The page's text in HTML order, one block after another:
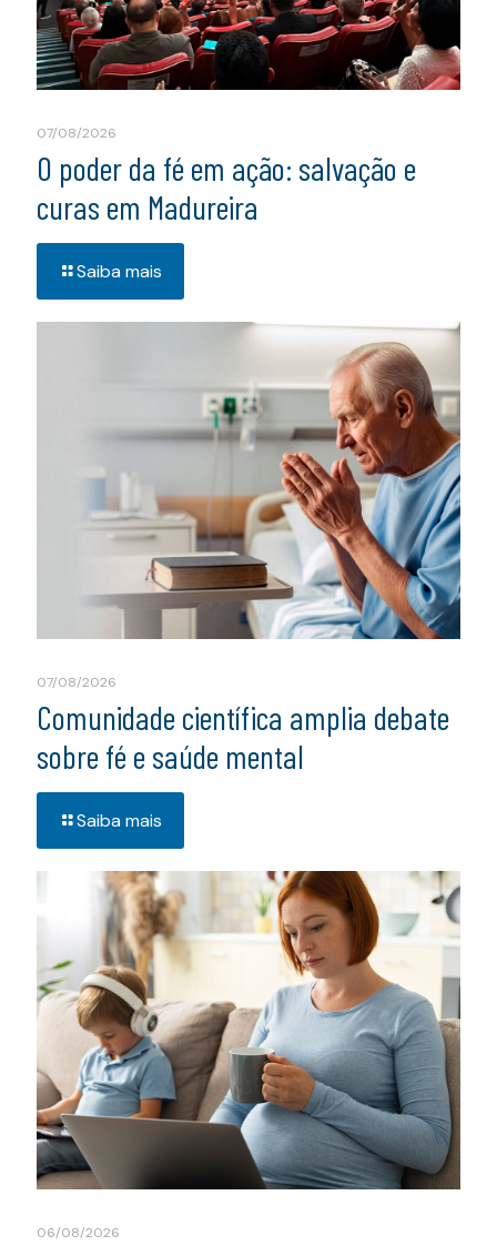
07/08/2026
O poder da fé em ação: salvação e
curas em Madureira
Saiba mais
07/08/2026
Comunidade científica amplia debate
sobre fé e saúde mental
Saiba mais
06/08/2026